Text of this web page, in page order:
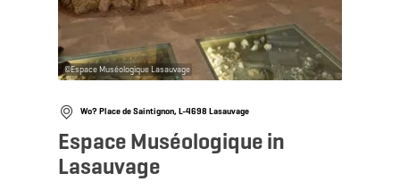
©Espace Muséologique Lasauvage
Wo? Place de Saintignon, L-4698 Lasauvage
Espace Muséologique in
Lasauvage